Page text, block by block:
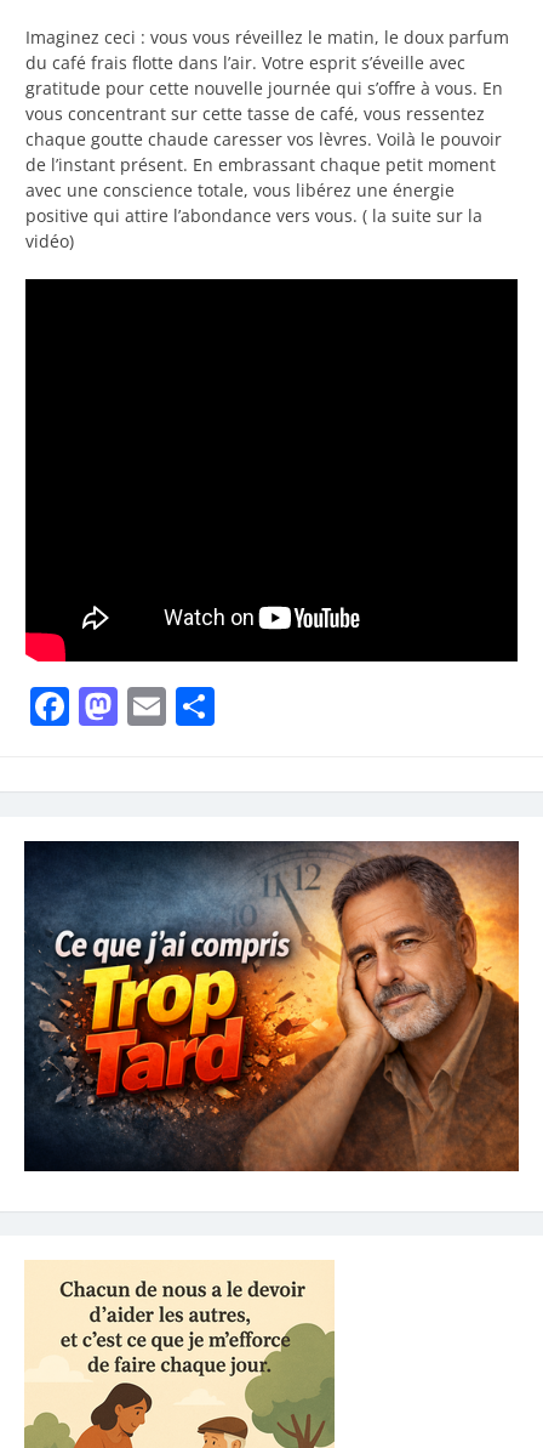
Imaginez ceci : vous vous réveillez le matin, le doux parfum
du café frais flotte dans l’air. Votre esprit s’éveille avec
gratitude pour cette nouvelle journée qui s’offre à vous. En
vous concentrant sur cette tasse de café, vous ressentez
chaque goutte chaude caresser vos lèvres. Voilà le pouvoir
de l’instant présent. En embrassant chaque petit moment
avec une conscience totale, vous libérez une énergie
positive qui attire l’abondance vers vous. ( la suite sur la
vidéo)
Facebook
Mastodon
Email